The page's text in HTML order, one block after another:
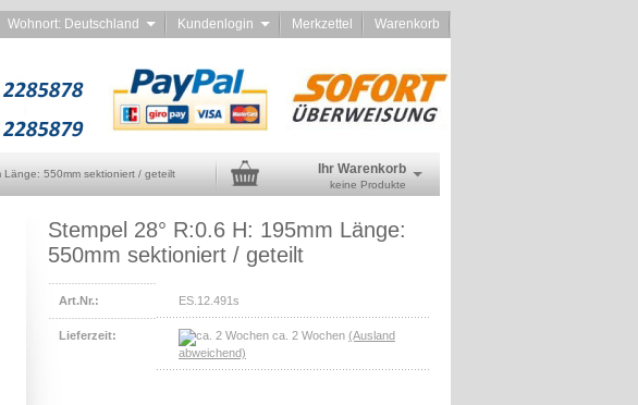
Wohnort: Deutschland Kundenlogin Merkzettel Warenkorb
Länge: 550mm sektioniert / geteilt Ihr Warenkorb
keine Produkte
Stempel 28° R:0.6 H: 195mm Länge:
550mm sektioniert / geteilt
Art.Nr.: ES.12.491s
Lieferzeit: ca. 2 Wochen (Ausland
abweichend)